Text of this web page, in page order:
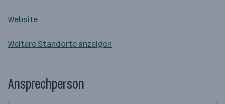
Website
Weitere Standorte anzeigen
Ansprechperson